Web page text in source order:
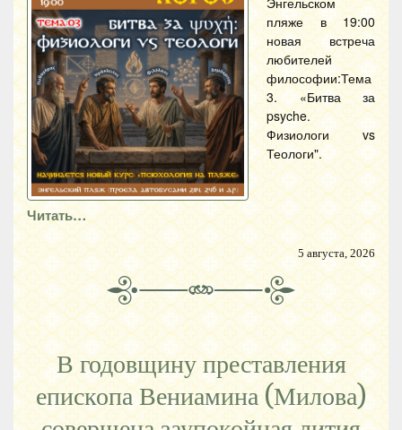
пляже в 19:00
новая встреча
любителей
философии:Тема
3. «Битва за
psyche.
Физиологи vs
Теологи".
Читать…
5 августа, 2026
В годовщину преставления
епископа Вениамина (Милова)